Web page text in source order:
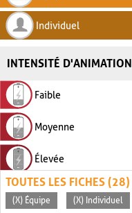
Individuel
INTENSITÉ D'ANIMATION
Faible
Moyenne
Élevée
TOUTES LES FICHES (28)
(X) Équipe (X) Individuel